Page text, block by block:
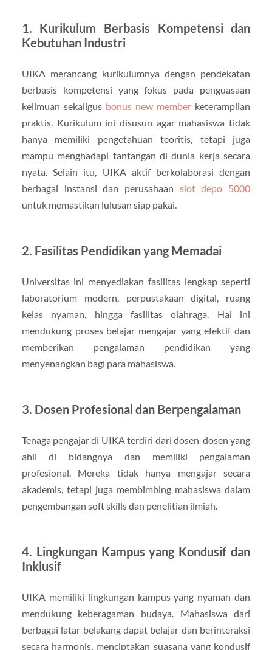
1. Kurikulum Berbasis Kompetensi dan
Kebutuhan Industri
UIKA merancang kurikulumnya dengan pendekatan
berbasis kompetensi yang fokus pada penguasaan
keilmuan sekaligus bonus new member keterampilan
praktis. Kurikulum ini disusun agar mahasiswa tidak
hanya memiliki pengetahuan teoritis, tetapi juga
mampu menghadapi tantangan di dunia kerja secara
nyata. Selain itu, UIKA aktif berkolaborasi dengan
berbagai instansi dan perusahaan slot depo 5000
untuk memastikan lulusan siap pakai.
2. Fasilitas Pendidikan yang Memadai
Universitas ini menyediakan fasilitas lengkap seperti
laboratorium modern, perpustakaan digital, ruang
kelas nyaman, hingga fasilitas olahraga. Hal ini
mendukung proses belajar mengajar yang efektif dan
memberikan pengalaman pendidikan yang
menyenangkan bagi para mahasiswa.
3. Dosen Profesional dan Berpengalaman
Tenaga pengajar di UIKA terdiri dari dosen-dosen yang
ahli di bidangnya dan memiliki pengalaman
profesional. Mereka tidak hanya mengajar secara
akademis, tetapi juga membimbing mahasiswa dalam
pengembangan soft skills dan penelitian ilmiah.
4. Lingkungan Kampus yang Kondusif dan
Inklusif
UIKA memiliki lingkungan kampus yang nyaman dan
mendukung keberagaman budaya. Mahasiswa dari
berbagai latar belakang dapat belajar dan berinteraksi
secara harmonis, menciptakan suasana yang kondusif